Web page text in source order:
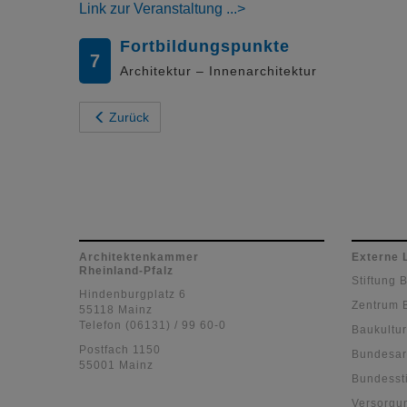
Link zur Veranstaltung
7
Fortbildungspunkte
Architektur – Innenarchitektur
Zurück
Architektenkammer
Rheinland-Pfalz
Hindenburgplatz 6
55118 Mainz
Telefon (06131) / 99 60-0
Postfach 1150
55001 Mainz
Externe
Stiftung
Zentrum